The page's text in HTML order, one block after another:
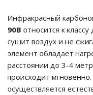
Инфракрасный
90В относится к
сушит воздух и не
элемент обладает
расстоянии до 3-4
происходит
осуществляется